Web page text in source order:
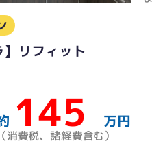
キッチン
ＬＩＸＩＬ シエラ
費用 約 230
（消費税、諸経費含む）